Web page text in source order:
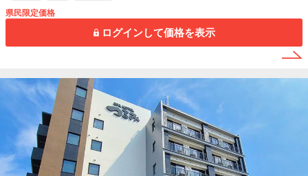
県民限定価格
ログインして価格を表示